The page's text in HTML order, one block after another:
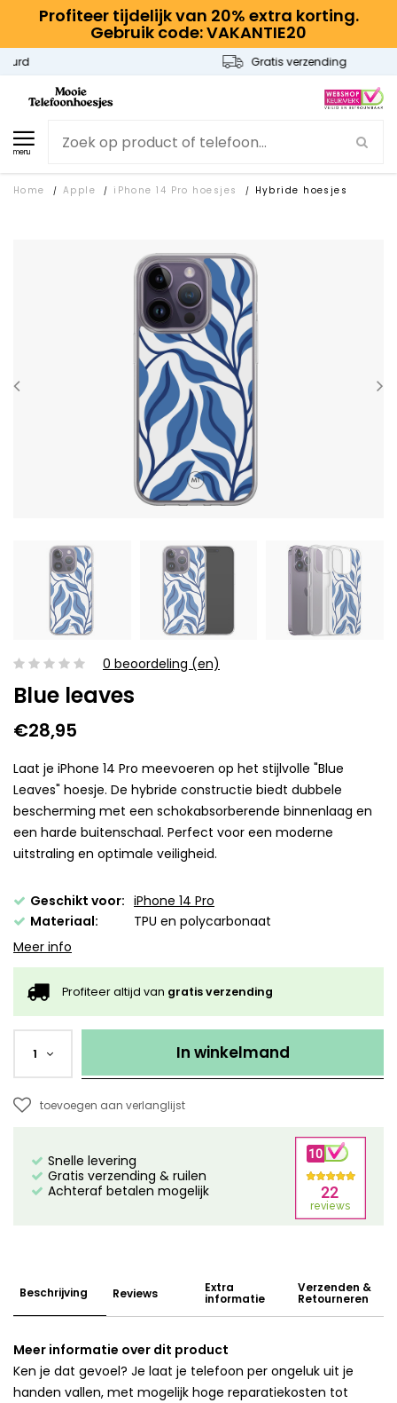
Profiteer tijdelijk van 20% extra korting.
Gebruik code: VAKANTIE20
Gratis verzending
menu
Home / Apple / iPhone 14 Pro hoesjes / Hybride hoesjes
0 beoordeling (en)
Blue leaves
€28,95
Laat je iPhone 14 Pro meevoeren op het stijlvolle "Blue
Leaves" hoesje. De hybride constructie biedt dubbele
bescherming met een schokabsorberende binnenlaag en
een harde buitenschaal. Perfect voor een moderne
uitstraling en optimale veiligheid.
Geschikt voor: iPhone 14 Pro
Materiaal:
TPU en polycarbonaat
Meer info
Profiteer altijd van gratis verzending
1 In winkelmand
toevoegen aan verlanglijst
Snelle levering
Gratis verzending & ruilen
Achteraf betalen mogelijk
Beschrijving Reviews Extra
informatie
Verzenden &
Retourneren
Meer informatie over dit product
Ken je dat gevoel? Je laat je telefoon per ongeluk uit je
handen vallen, met mogelijk hoge reparatiekosten tot